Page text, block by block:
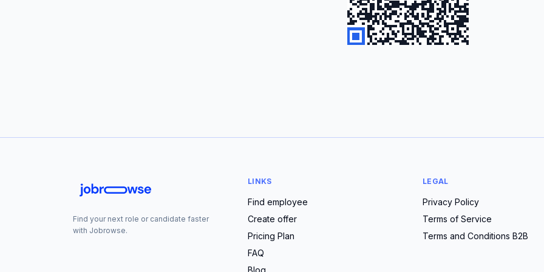
Find your next role or candidate faster
with Jobrowse.
LINKS
Find employee
Create offer
Pricing Plan
FAQ
LEGAL
Privacy Policy
Terms of Service
Terms and Conditions B2B